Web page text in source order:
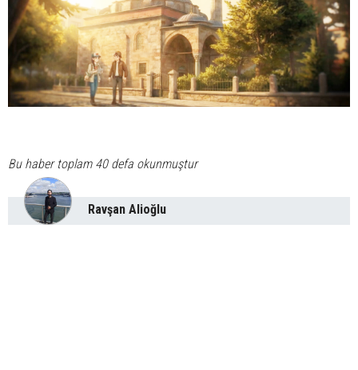
Bu haber toplam 40 defa okunmuştur
Ravşan Alioğlu